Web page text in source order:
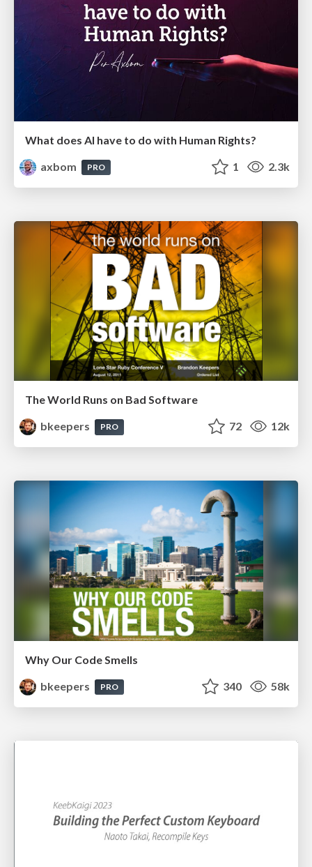
What does AI have to do with Human Rights?
axbom
PRO 1 2.3k
The World Runs on Bad Software
bkeepers
PRO 72 12k
Why Our Code Smells
bkeepers
PRO 340 58k